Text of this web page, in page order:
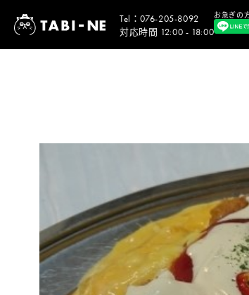
Tel：076-205-8092
対応時間 12:00 - 18:00
お急ぎの